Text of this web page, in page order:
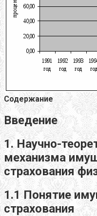
Содержание
Введение
1. Научно-
механизма
страхования
1.1 Понятие
страхования